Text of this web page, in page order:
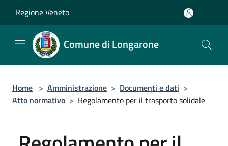
Regione Veneto
Comune di Longarone
Home > Amministrazione > Documenti e dati >
Atto normativo > Regolamento per il trasporto solidale